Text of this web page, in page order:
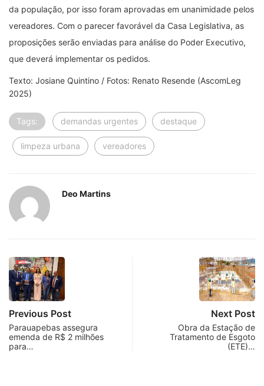
da população, por isso foram aprovadas em unanimidade pelos
vereadores. Com o parecer favorável da Casa Legislativa, as
proposições serão enviadas para análise do Poder Executivo,
que deverá implementar os pedidos.
Texto: Josiane Quintino / Fotos: Renato Resende (AscomLeg
2025)
Tags: demandas urgentes destaque
limpeza urbana vereadores
Deo Martins
Previous Post
Parauapebas assegura
emenda de R$ 2 milhões
para…
Next Post
Obra da Estação de
Tratamento de Esgoto
(ETE)…